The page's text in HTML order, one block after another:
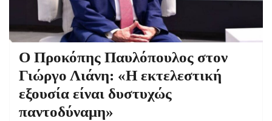
Ο Προκόπης Παυλόπουλος στον
Γιώργο Λιάνη: «Η εκτελεστική
εξουσία είναι δυστυχώς
παντοδύναμη»